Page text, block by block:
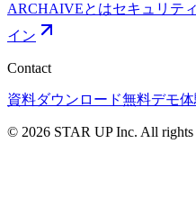
ARCHAIVEとはセキュリティ
イン
Contact
資料ダウンロード無料デモ体
© 2026 STAR UP Inc. All rights